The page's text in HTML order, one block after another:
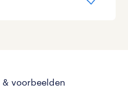
voorbeelden